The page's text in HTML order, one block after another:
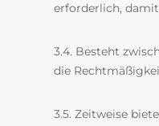
erforderlich,
3.4. Besteht
die
3.5. Zeitweise